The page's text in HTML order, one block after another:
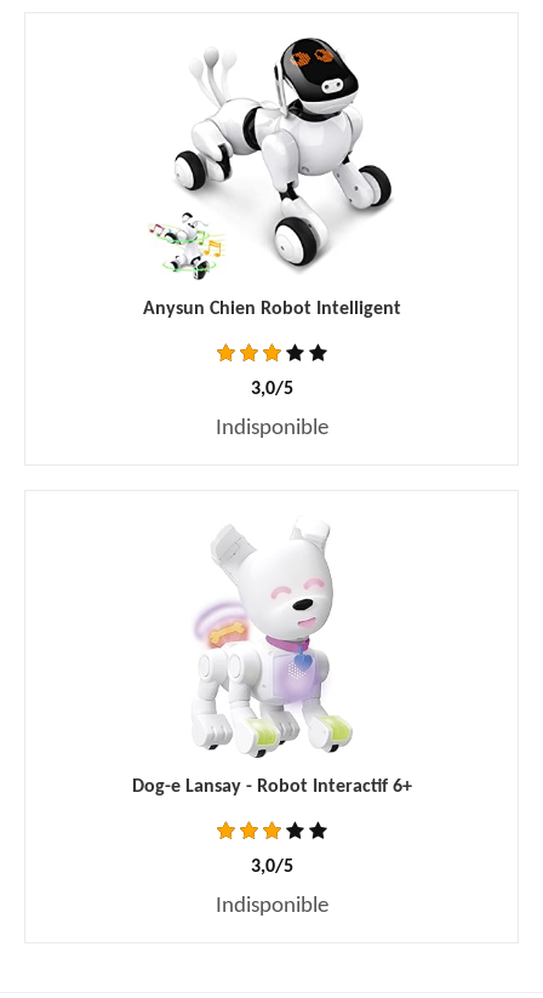
Anysun Chien Robot Intelligent
3,0/5
Indisponible
Dog-e Lansay - Robot Interactif 6+
3,0/5
Indisponible